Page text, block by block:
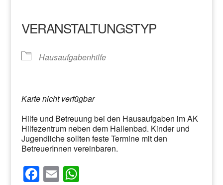
VERANSTALTUNGSTYP
Hausaufgabenhilfe
Karte nicht verfügbar
Hilfe und Betreuung bei den Hausaufgaben im AK
Hilfezentrum neben dem Hallenbad. Kinder und
Jugendliche sollten feste Termine mit den
BetreuerInnen vereinbaren.
F E W